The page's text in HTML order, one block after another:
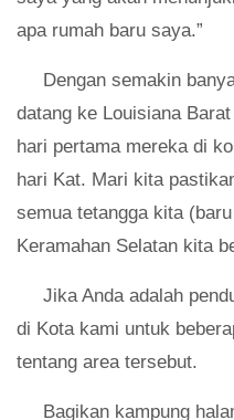
apa rumah baru saya.”
Dengan semakin
datang ke Louisiana
hari pertama mereka di
hari Kat. Mari kita
semua tetangga kita
Keramahan Selatan kita
Jika Anda adalah
di Kota kami untuk
tentang area tersebut.
Bagikan kampung